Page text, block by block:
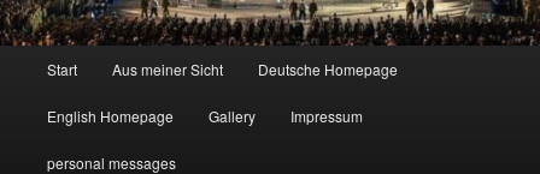
Start Aus meiner Sicht Deutsche Homepage
English Homepage Gallery Impressum
personal messages